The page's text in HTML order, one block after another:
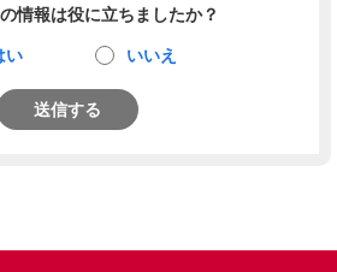
情報は役に立ちましたか？
い いいえ
送信する